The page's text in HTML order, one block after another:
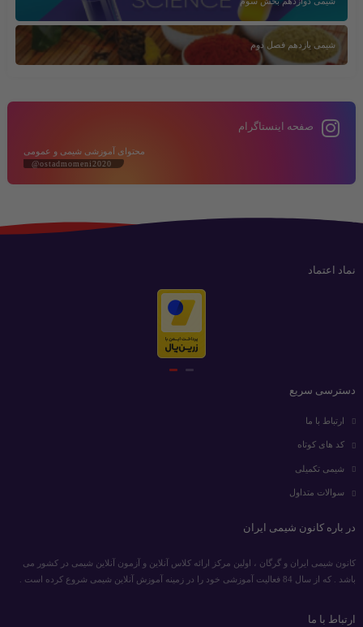
شیمی یازدهم فصل دوم
صفحه اینستاگرام
محتوای آموزشی شیمی و عمومی
@ostadmomeni2020
نماد اعتماد
دسترسی سریع
ارتباط با ما
کد های کوتاه
شیمی تکمیلی
سوالات متداول
در باره کانون شیمی ایران
کانون شیمی ایران و گرگان ، اولین مرکز ارائه کلاس آنلاین و آزمون آنلاین شیمی در کشور می
باشد . که از سال 84 فعالیت آموزشی خود را در زمینه آموزش آنلاین شیمی شروع کرده است .
ارتباط با ما